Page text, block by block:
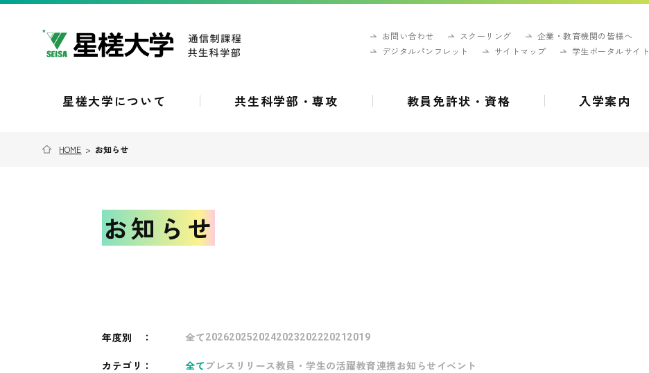
お問い合わせ スクーリング
企業・教育機関の皆様へ
デジタルパンフレット
サイトマップ 学生ポータルサイト
星槎大学について 共生科学部・専攻 教員免許状・資格 入学案内
HOME > お知らせ
お知らせ
年度別 ： 全て202620252024202320222021 2019
カテゴリ： 全て プレスリリース教員・学生の活躍教育連携お知らせ イベント